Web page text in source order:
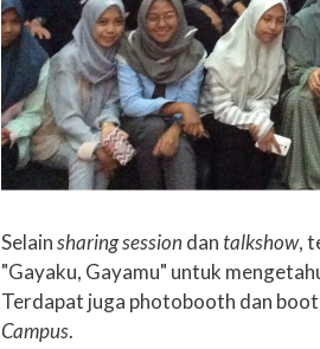
Selainsharing session dan talkshow,
"Gayaku, Gayamu" untuk
Terdapat juga photobooth dan
Campus.